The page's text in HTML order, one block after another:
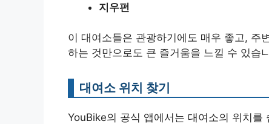
지우펀
이 대여소들은 관광하기에도 매우 좋고, 주
하는 것만으로도 큰 즐거움을 느낄 수 있습
대여소 위치 찾기
YouBike의 공식 앱에서는 대여소의 위치